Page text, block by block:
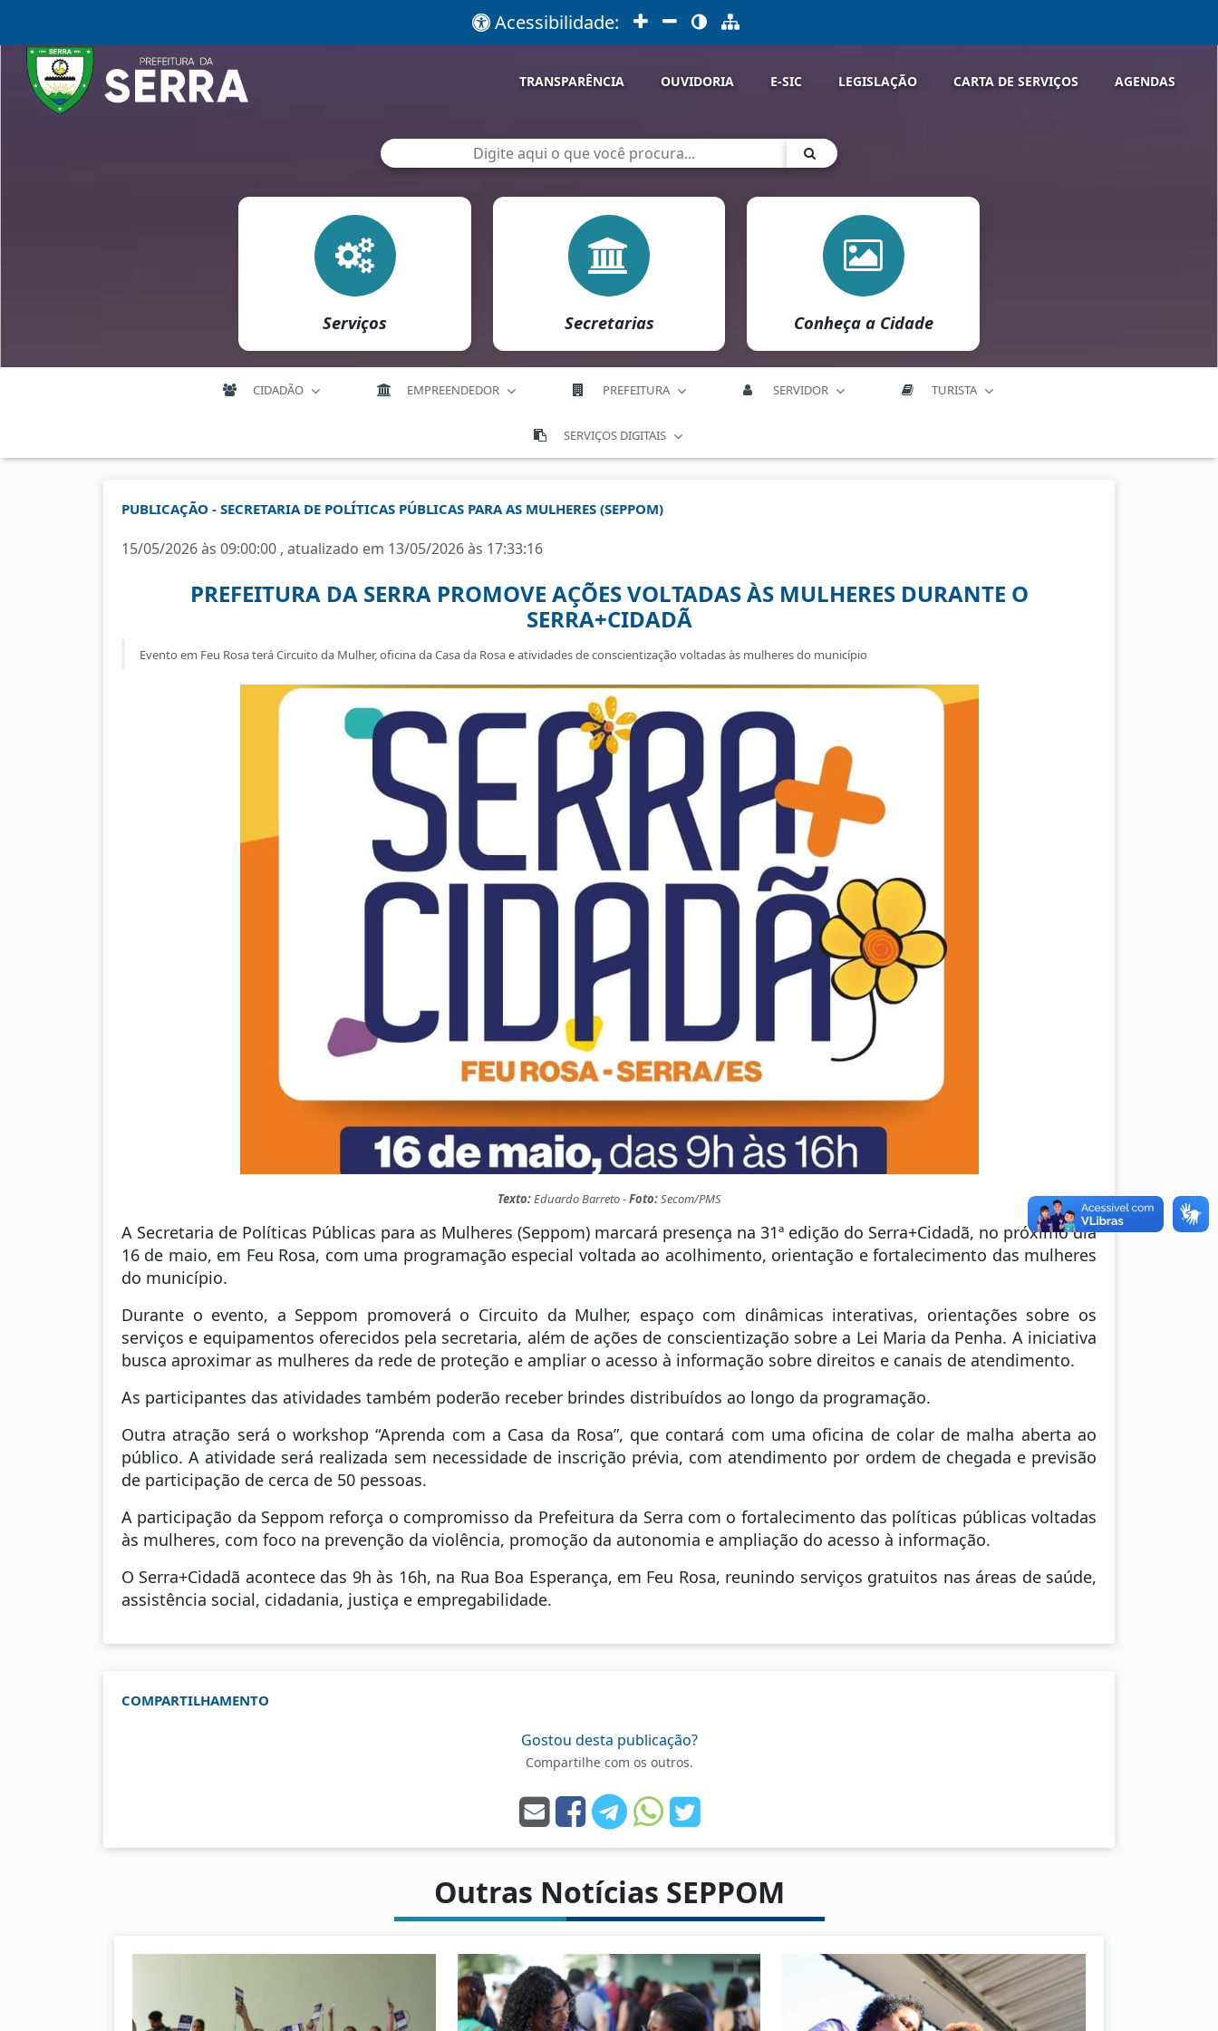
Acessibilidade:
TRANSPARÊNCIA OUVIDORIA E-SIC LEGISLAÇÃO CARTA DE SERVIÇOS AGENDAS
Serviços Secretarias Conheça a Cidade
CIDADÃO EMPREENDEDOR PREFEITURA SERVIDOR TURISTA
SERVIÇOS DIGITAIS
PUBLICAÇÃO - SECRETARIA DE POLÍTICAS PÚBLICAS PARA AS MULHERES (SEPPOM)
15/05/2026 às 09:00:00 , atualizado em 13/05/2026 às 17:33:16
PREFEITURA DA SERRA PROMOVE AÇÕES VOLTADAS ÀS MULHERES DURANTE O
SERRA+CIDADÃ
Evento em Feu Rosa terá Circuito da Mulher, oficina da Casa da Rosa e atividades de conscientização voltadas às mulheres do município
Texto:Eduardo Barreto -Foto:Secom/PMS
A Secretaria de Políticas Públicas para as Mulheres (Seppom) marcará presença na 31ª edição do Serra+Cidadã, no próximo dia
16 de maio, em Feu Rosa, com uma programação especial voltada ao acolhimento, orientação e fortalecimento das mulheres
do município.
Durante o evento, a Seppom promoverá o Circuito da Mulher, espaço com dinâmicas interativas, orientações sobre os
serviços e equipamentos oferecidos pela secretaria, além de ações de conscientização sobre a Lei Maria da Penha. A iniciativa
busca aproximar as mulheres da rede de proteção e ampliar o acesso à informação sobre direitos e canais de atendimento.
As participantes das atividades também poderão receber brindes distribuídos ao longo da programação.
Outra atração será o workshop “Aprenda com a Casa da Rosa”, que contará com uma oficina de colar de malha aberta ao
público. A atividade será realizada sem necessidade de inscrição prévia, com atendimento por ordem de chegada e previsão
de participação de cerca de 50 pessoas.
A participação da Seppom reforça o compromisso da Prefeitura da Serra com o fortalecimento das políticas públicas voltadas
às mulheres, com foco na prevenção da violência, promoção da autonomia e ampliação do acesso à informação.
O Serra+Cidadã acontece das 9h às 16h, na Rua Boa Esperança, em Feu Rosa, reunindo serviços gratuitos nas áreas de saúde,
assistência social, cidadania, justiça e empregabilidade.
COMPARTILHAMENTO
Gostou desta publicação?
Compartilhe com os outros.
Outras Notícias SEPPOM